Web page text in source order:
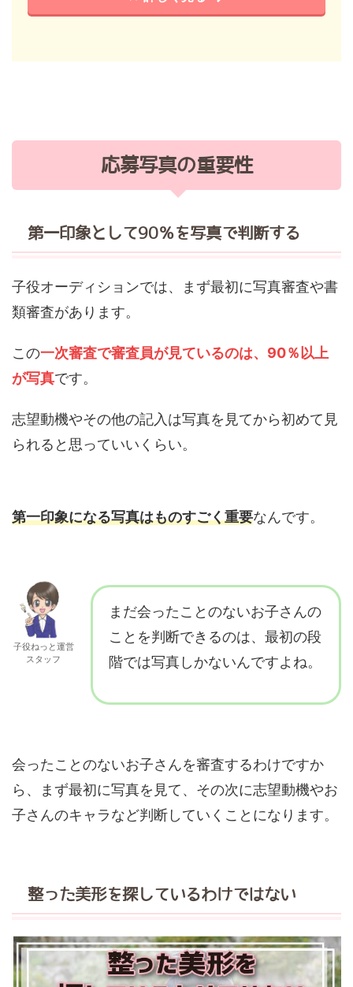
応募写真の重要性
第一印象として90％を写真で判断する
子役オーディションでは、まず最初に写真審査や書
類審査があります。
この一次審査で審査員が見ているのは、90％以上
が写真です。
志望動機やその他の記入は写真を見てから初めて見
られると思っていいくらい。
第一印象になる写真はものすごく重要なんです。
子役ねっと運営
スタッフ
まだ会ったことのないお子さんの
ことを判断できるのは、最初の段
階では写真しかないんですよね。
会ったことのないお子さんを審査するわけですか
ら、まず最初に写真を見て、その次に志望動機やお
子さんのキャラなど判断していくことになります。
整った美形を探しているわけではない